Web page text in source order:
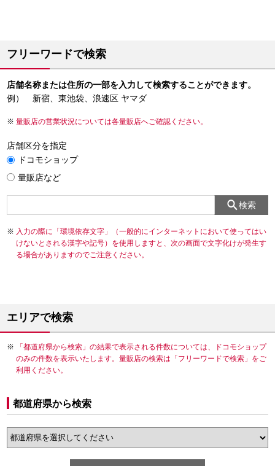
フリーワードで検索
店舗名称または住所の一部を入力して検索することができます。
例） 新宿、東池袋、浪速区 ヤマダ
量販店の営業状況については各量販店へご確認ください。
店舗区分を指定
ドコモショップ
量販店など
検索
入力の際に「環境依存文字」（一般的にインターネットにおいて使ってはい
けないとされる漢字や記号）を使用しますと、次の画面で文字化けが発生す
る場合がありますのでご注意ください。
エリアで検索
「都道府県から検索」の結果で表示される件数については、ドコモショップ
のみの件数を表示いたします。量販店の検索は「フリーワードで検索」をご
利用ください。
都道府県から検索